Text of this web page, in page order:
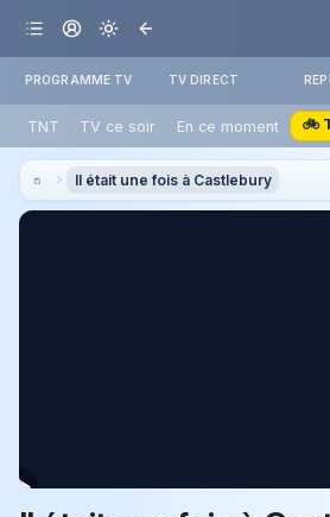
PROGRAMME TV TV DIRECT
TNT TV ce soir En ce moment 🚲
Il était une fois à Castlebury